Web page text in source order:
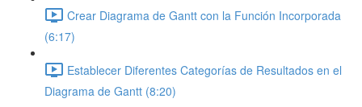
Crear Diagrama de Gantt con la Función Incorporada
(6:17)
Establecer Diferentes Categorías de Resultados en el
Diagrama de Gantt (8:20)